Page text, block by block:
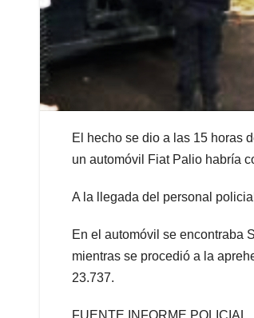
El hecho se dio a las 15 horas
un automóvil Fiat Palio habría
A la llegada del personal
En el automóvil se encontraba
mientras se procedió a la
23.737.
FUENTE INFORME POLICIAL